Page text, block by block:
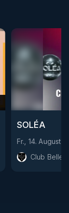
SOLÉA
Fr., 14. August
Club